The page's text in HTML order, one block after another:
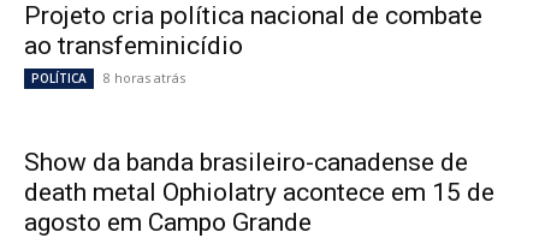
Projeto cria política nacional de combate
ao transfeminicídio
POLÍTICA 8 horas atrás
Show da banda brasileiro-canadense de
death metal Ophiolatry acontece em 15 de
agosto em Campo Grande